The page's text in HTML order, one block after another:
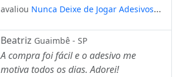
avaliou Nunca Deixe de Jogar Adesivos
Beatriz Guaimbê - SP
A compra foi fácil e o adesivo me
motiva todos os dias. Adorei!